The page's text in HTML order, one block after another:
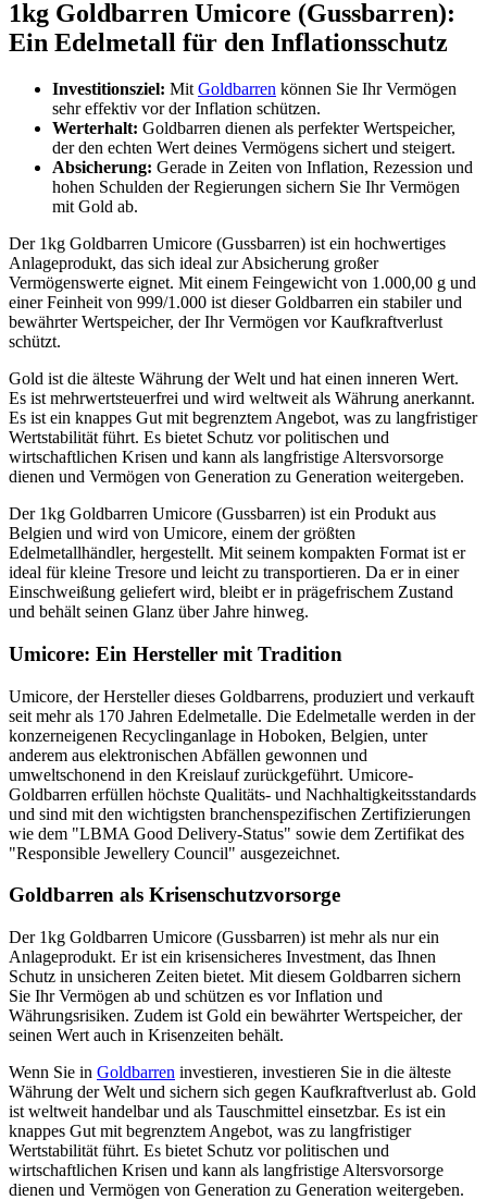
1kg Goldbarren Umicore (Gussbarren):
Ein Edelmetall für den Inflationsschutz
Investitionsziel: Mit Goldbarren können Sie Ihr Vermögen
sehr effektiv vor der Inflation schützen.
Werterhalt: Goldbarren dienen als perfekter Wertspeicher,
der den echten Wert deines Vermögens sichert und steigert.
Absicherung: Gerade in Zeiten von Inflation, Rezession und
hohen Schulden der Regierungen sichern Sie Ihr Vermögen
mit Gold ab.
Der 1kg Goldbarren Umicore (Gussbarren) ist ein hochwertiges
Anlageprodukt, das sich ideal zur Absicherung großer
Vermögenswerte eignet. Mit einem Feingewicht von 1.000,00 g und
einer Feinheit von 999/1.000 ist dieser Goldbarren ein stabiler und
bewährter Wertspeicher, der Ihr Vermögen vor Kaufkraftverlust
schützt.
Gold ist die älteste Währung der Welt und hat einen inneren Wert.
Es ist mehrwertsteuerfrei und wird weltweit als Währung anerkannt.
Es ist ein knappes Gut mit begrenztem Angebot, was zu langfristiger
Wertstabilität führt. Es bietet Schutz vor politischen und
wirtschaftlichen Krisen und kann als langfristige Altersvorsorge
dienen und Vermögen von Generation zu Generation weitergeben.
Der 1kg Goldbarren Umicore (Gussbarren) ist ein Produkt aus
Belgien und wird von Umicore, einem der größten
Edelmetallhändler, hergestellt. Mit seinem kompakten Format ist er
ideal für kleine Tresore und leicht zu transportieren. Da er in einer
Einschweißung geliefert wird, bleibt er in prägefrischem Zustand
und behält seinen Glanz über Jahre hinweg.
Umicore: Ein Hersteller mit Tradition
Umicore, der Hersteller dieses Goldbarrens, produziert und verkauft
seit mehr als 170 Jahren Edelmetalle. Die Edelmetalle werden in der
konzerneigenen Recyclinganlage in Hoboken, Belgien, unter
anderem aus elektronischen Abfällen gewonnen und
umweltschonend in den Kreislauf zurückgeführt. Umicore-
Goldbarren erfüllen höchste Qualitäts- und Nachhaltigkeitsstandards
und sind mit den wichtigsten branchenspezifischen Zertifizierungen
wie dem "LBMA Good Delivery-Status" sowie dem Zertifikat des
"Responsible Jewellery Council" ausgezeichnet.
Goldbarren als Krisenschutzvorsorge
Der 1kg Goldbarren Umicore (Gussbarren) ist mehr als nur ein
Anlageprodukt. Er ist ein krisensicheres Investment, das Ihnen
Schutz in unsicheren Zeiten bietet. Mit diesem Goldbarren sichern
Sie Ihr Vermögen ab und schützen es vor Inflation und
Währungsrisiken. Zudem ist Gold ein bewährter Wertspeicher, der
seinen Wert auch in Krisenzeiten behält.
Wenn Sie in Goldbarren investieren, investieren Sie in die älteste
Währung der Welt und sichern sich gegen Kaufkraftverlust ab. Gold
ist weltweit handelbar und als Tauschmittel einsetzbar. Es ist ein
knappes Gut mit begrenztem Angebot, was zu langfristiger
Wertstabilität führt. Es bietet Schutz vor politischen und
wirtschaftlichen Krisen und kann als langfristige Altersvorsorge
dienen und Vermögen von Generation zu Generation weitergeben.